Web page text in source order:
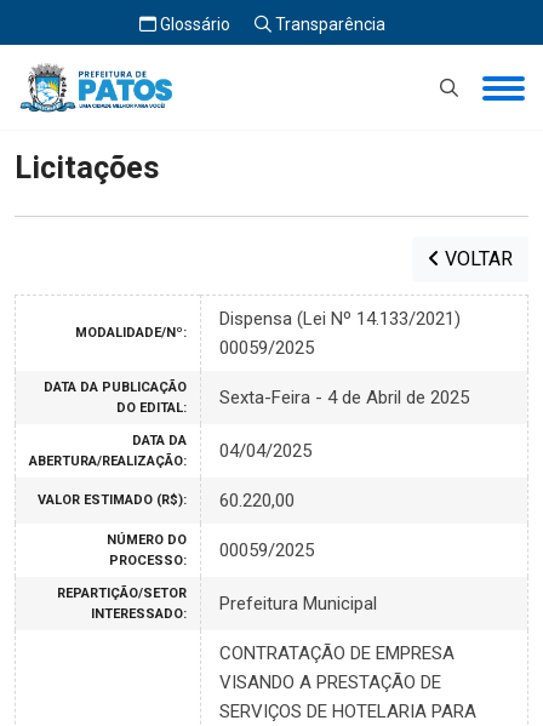
Glossário Transparência
Início Licitações
Licitações
VOLTAR
MODALIDADE/Nº:
Dispensa (Lei Nº 14.133/2021)
00059/2025
DATA DA PUBLICAÇÃO
DO EDITAL:
Sexta-Feira - 4 de Abril de 2025
DATA DA
ABERTURA/REALIZAÇÃO:
04/04/2025
VALOR ESTIMADO (R$): 60.220,00
NÚMERO DO
PROCESSO:
00059/2025
REPARTIÇÃO/SETOR
INTERESSADO:
Prefeitura Municipal
CONTRATAÇÃO DE EMPRESA
VISANDO A PRESTAÇÃO DE
SERVIÇOS DE HOTELARIA PARA